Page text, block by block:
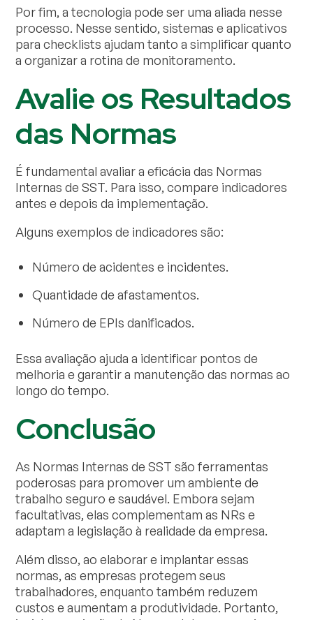
Por fim, a tecnologia pode ser uma aliada nesse
processo. Nesse sentido, sistemas e aplicativos
para checklists ajudam tanto a simplificar quanto
a organizar a rotina de monitoramento.
Avalie os Resultados
das Normas
É fundamental avaliar a eficácia das Normas
Internas de SST. Para isso, compare indicadores
antes e depois da implementação.
Alguns exemplos de indicadores são:
Número de acidentes e incidentes.
Quantidade de afastamentos.
Número de EPIs danificados.
Essa avaliação ajuda a identificar pontos de
melhoria e garantir a manutenção das normas ao
longo do tempo.
Conclusão
As Normas Internas de SST são ferramentas
poderosas para promover um ambiente de
trabalho seguro e saudável. Embora sejam
facultativas, elas complementam as NRs e
adaptam a legislação à realidade da empresa.
Além disso, ao elaborar e implantar essas
normas, as empresas protegem seus
trabalhadores, enquanto também reduzem
custos e aumentam a produtividade. Portanto,